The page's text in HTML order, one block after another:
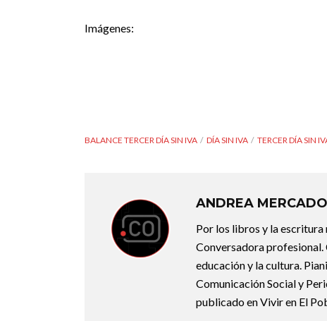
Imágenes:
BALANCE TERCER DÍA SIN IVA DÍA SIN IVA TERCER DÍA SIN
ANDREA MERCADO
Por los libros y la
Conversadora profesional.
educación y la cultura.
Comunicación Social y
publicado en Vivir en El